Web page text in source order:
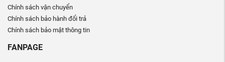
Chính sách vận chuyển
Chính sách bảo hành đổi trả
Chính sách bảo mật thông tin
FANPAGE